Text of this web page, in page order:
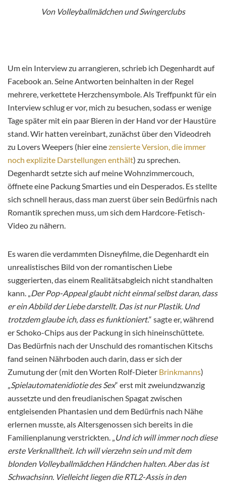
Von Volleyballmädchen und Swingerclubs
Um ein Interview zu arrangieren, schrieb ich Degenhardt auf
Facebook an. Seine Antworten beinhalten in der Regel
mehrere, verkettete Herzchensymbole. Als Treffpunkt für ein
Interview schlug er vor, mich zu besuchen, sodass er wenige
Tage später mit ein paar Bieren in der Hand vor der Haustüre
stand. Wir hatten vereinbart, zunächst über den Videodreh
zu Lovers Weepers (hier einezensierte Version, die immer
noch explizite Darstellungen enthält) zu sprechen.
Degenhardt setzte sich auf meine Wohnzimmercouch,
öffnete eine Packung Smarties und ein Desperados. Es stellte
sich schnell heraus, dass man zuerst über sein Bedürfnis nach
Romantik sprechen muss, um sich dem Hardcore-Fetisch-
Video zu nähern.
Es waren die verdammten Disneyfilme, die Degenhardt ein
unrealistisches Bild von der romantischen Liebe
suggerierten, das einem Realitätsabgleich nicht standhalten
kann. „
Der Pop-Appeal glaubt nicht einmal selbst daran, dass
er ein Abbild der Liebe darstellt. Das ist nur Plastik. Und
trotzdem glaube ich, dass es funktioniert.“ sagte er, während
er Schoko-Chips aus der Packung in sich hineinschüttete.
Das Bedürfnis nach der Unschuld des romantischen Kitschs
fand seinen Nährboden auch darin, dass er sich der
Zumutung der (mit den Worten Rolf-Dieter Brinkmanns)
Spielautomatenidiotie des Sex“ erst mit zweiundzwanzig
aussetzte und den freudianischen Spagat zwischen
entgleisenden Phantasien und dem Bedürfnis nach Nähe
erlernen musste, als Altersgenossen sich bereits in die
Familienplanung verstrickten. „
Und ich will immer noch diese
erste Verknalltheit. Ich will vierzehn sein und mit dem
blonden Volleyballmädchen Händchen halten. Aber das ist
Schwachsinn. Vielleicht liegen die RTL2-Assis in den